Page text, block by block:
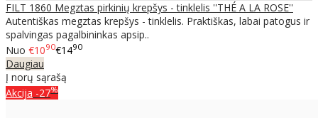
FILT 1860 Megztas pirkinių krepšys - tinklelis ''THÉ A LA ROSE''
Autentiškas megztas krepšys - tinklelis. Praktiškas, labai patogus ir
spalvingas pagalbininkas apsip..
Nuo €1090€1490
Daugiau
Į norų sąrašą
Akcija -27%